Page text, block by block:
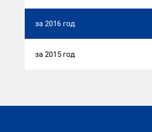
за 2016 год
за 2015 год